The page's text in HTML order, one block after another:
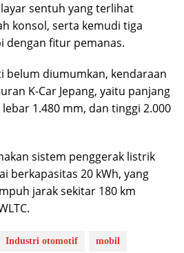
sentuh yang terlihat
konsol, serta kemudi tiga
dengan fitur pemanas.
belum diumumkan, kendaraan
K-Car Jepang, yaitu panjang
1.480 mm, dan tinggi 2.000
sistem penggerak listrik
berkapasitas 20 kWh, yang
jarak sekitar 180 km
Industri otomotif mobil